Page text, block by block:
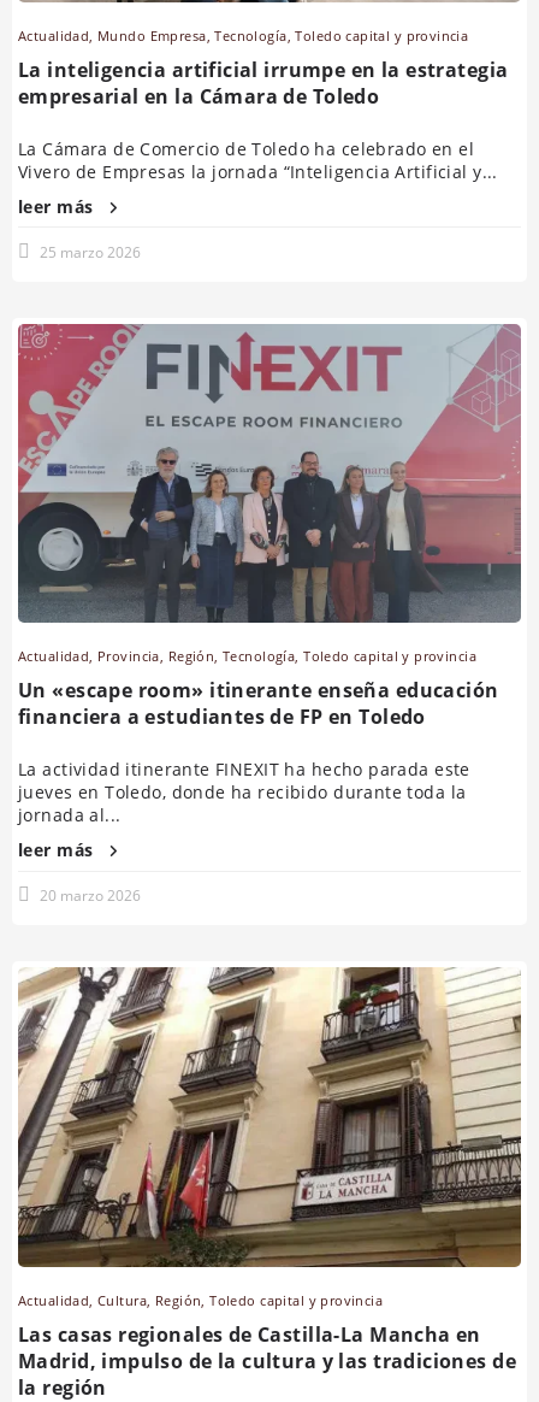
Actualidad Mundo Empresa ,Tecnología ,Toledo capital y provincia
La inteligencia artificial irrumpe en la estrategia
empresarial en la Cámara de Toledo
La Cámara de Comercio de Toledo ha celebrado en el
Vivero de Empresas la jornada “Inteligencia Artificial y...
leer más
25 marzo 2026
Actualidad, Provincia, Región,Tecnología,Toledo capital y provincia
Un «escape room» itinerante enseña educación
financiera a estudiantes de FP en Toledo
La actividad itinerante FINEXIT ha hecho parada este
jueves en Toledo, donde ha recibido durante toda la
jornada al...
leer más
20 marzo 2026
Actualidad ,Cultura Región ,Toledo capital y provincia
Las casas regionales de Castilla-La Mancha en
Madrid, impulso de la cultura y las tradiciones de
la región